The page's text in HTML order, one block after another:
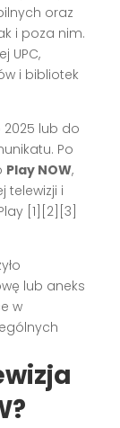
oraz
i poza nim.
UPC,
i bibliotek
2025 lub do
Po
Play NOW,
telewizji i
[1][2][3]
lub aneks
w